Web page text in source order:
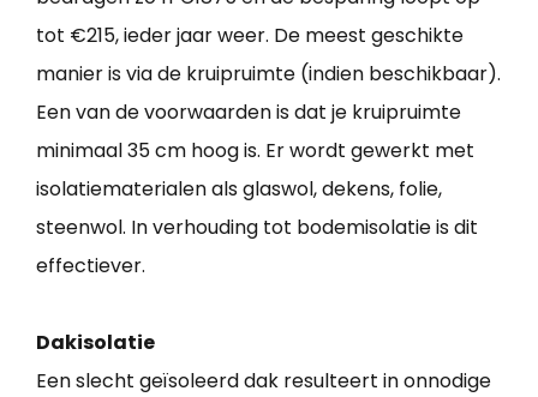
tot €215, ieder jaar weer. De meest geschikte
manier is via de kruipruimte (indien beschikbaar).
Een van de voorwaarden is dat je kruipruimte
minimaal 35 cm hoog is. Er wordt gewerkt met
isolatiematerialen als glaswol, dekens, folie,
steenwol. In verhouding tot bodemisolatie is dit
effectiever.
Dakisolatie
Een slecht geïsoleerd dak resulteert in onnodige